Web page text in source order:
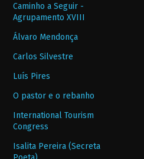
Caminho a Seguir -
Agrupamento XVIII
Álvaro Mendonça
Carlos Silvestre
Luís Pires
O pastor e o rebanho
International Tourism
Congress
Isalita Pereira (Secreta